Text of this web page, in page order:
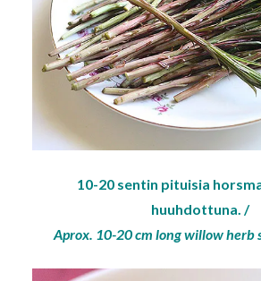
10-20 sentin pituisia
huuhdottuna. /
Aprox. 10-20 cm long willow herb